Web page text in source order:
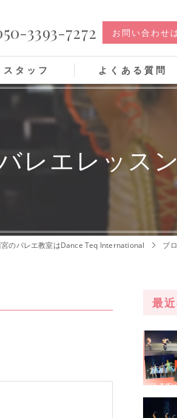
3393-7272 お問い合わせ
スタッフ よくある質問
レエレッスン
のバレエ教室はDance Teq International ブ
最